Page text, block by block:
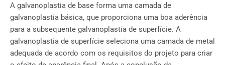
A galvanoplastia de base forma uma camada de
galvanoplastia básica, que proporciona uma boa aderência
para a subsequente galvanoplastia de superfície. A
galvanoplastia de superfície seleciona uma camada de metal
adequada de acordo com os requisitos do projeto para criar